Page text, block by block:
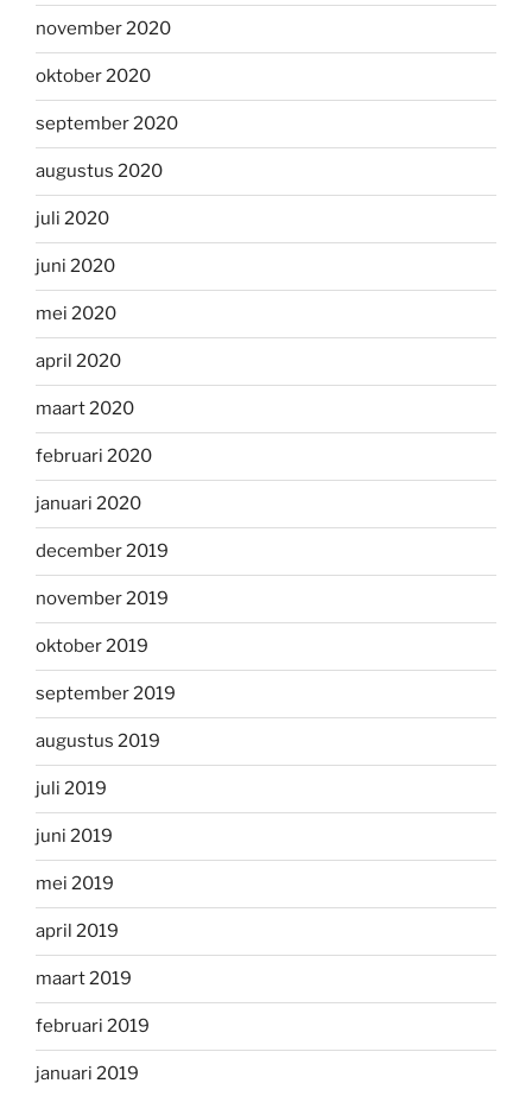
november 2020
oktober 2020
september 2020
augustus 2020
juli 2020
juni 2020
mei 2020
april 2020
maart 2020
februari 2020
januari 2020
december 2019
november 2019
oktober 2019
september 2019
augustus 2019
juli 2019
juni 2019
mei 2019
april 2019
maart 2019
februari 2019
januari 2019